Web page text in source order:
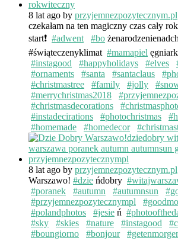
8 lat ago by przyjemnezpozytecznym.pl
czekałam na ten magiczny czas cały
start❗️ #adwent #bo
#świąteczenyklimat #mamapiel
#instagood
#happyholidays #elves
#ornaments
#santa #santaclaus
#christmastree
#family #jolly
#merrychristmas2018
#christmasdecorations
#instadecirations
#photochristmas
#homemade
#homedecor
8 lat ago by przyjemnezpozytecznym.pl
Warszawo! #dzie ńdobry
#poranek
#autumn #autumnsun
#przyjemnezpozytecznympl
#polandphotos
#jesie ń
#sky
#skies #nature #instagood
#boungiorno
#bonjour